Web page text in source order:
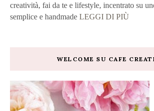
creatività, fai da te e lifestyle, incentrato su
semplice e handmade LEGGI DI PIÙ
WELCOME SU CAFE